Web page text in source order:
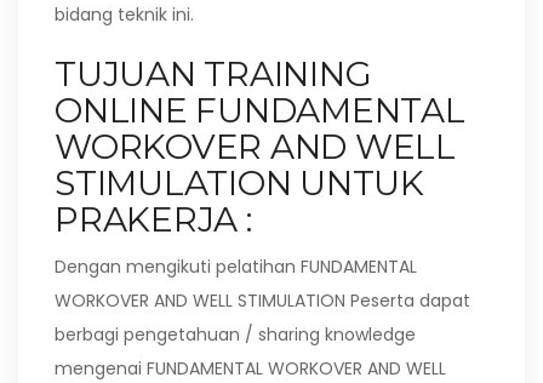
bidang teknik ini.
TUJUAN TRAINING
ONLINE FUNDAMENTAL
WORKOVER AND WELL
STIMULATION UNTUK
PRAKERJA :
Dengan mengikuti pelatihan FUNDAMENTAL
WORKOVER AND WELL STIMULATION Peserta dapat
berbagi pengetahuan / sharing knowledge
mengenai FUNDAMENTAL WORKOVER AND WELL